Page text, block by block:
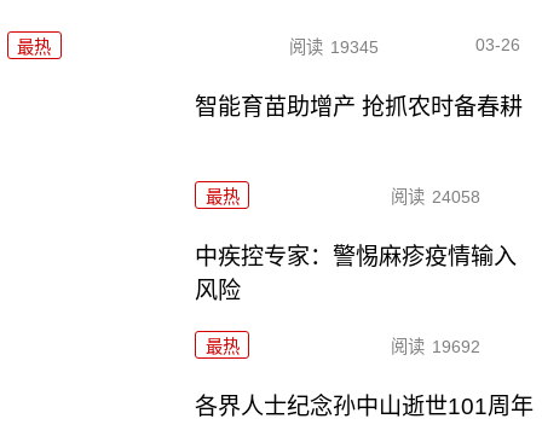
最热 阅读 19345 03-26
智能育苗助增产 抢抓农时备春耕
最热 阅读 24058
中疾控专家：警惕麻疹疫情输入
风险
最热 阅读 19692
各界人士纪念孙中山逝世101周年